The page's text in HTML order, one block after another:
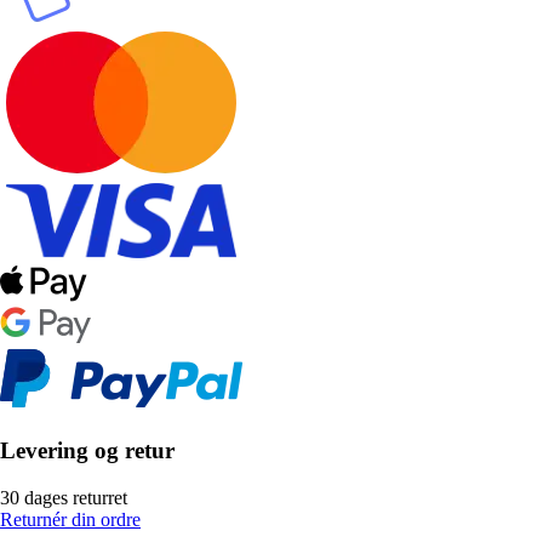
Levering og retur
30 dages returret
Returnér din ordre